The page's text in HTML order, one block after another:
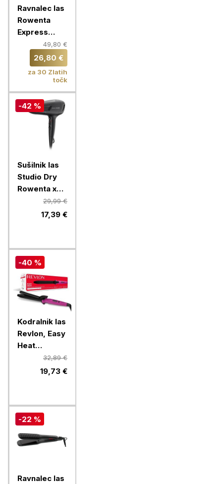
Ravnalec las
Rowenta
Express
Shine Argan
SF4630F0
49,80 €
26,80 €
za 30 Zlatih
točk
-42 %
Sušilnik las
Studio Dry
Rowenta x
Lagerfeld
29,99 €
17,39 €
-40 %
Kodralnik las
Revlon, Easy
Heat
RVIR1196E32,89 €
19,73 €
-22 %
Ravnalec las